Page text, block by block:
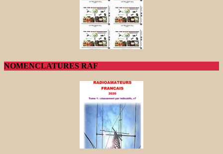
NOMENCLATURES RAF